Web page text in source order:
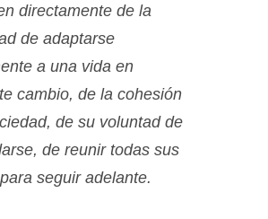
directamente de la
de adaptarse
a una vida en
cambio, de la cohesión
de su voluntad de
de reunir todas sus
seguir adelante.